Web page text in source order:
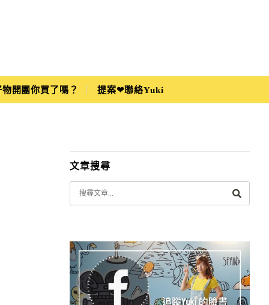
開團你買了嗎？ 提案❤聯絡Yuki
文章搜尋